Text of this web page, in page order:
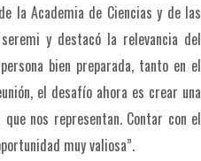
la Academia de Ciencias y de las
y destacó la relevancia del
bien preparada, tanto en el
el desafío ahora es crear una
nos representan. Contar con el
muy valiosa”.